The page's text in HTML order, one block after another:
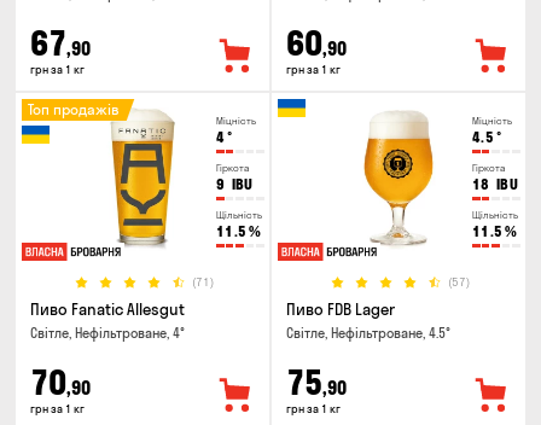
67,90
грн за 1 кг
60,90
грн за 1 кг
Міцність
4°
Гіркота
9 IBU
Щільність
11.5 %
(71)
Топ продажів
Пиво Fanatic Allesgut
Світле, Нефільтроване, 4°
70,90
грн за 1 кг
Міцність
4.5 °
Гіркота
18 IBU
Щільність
11.5 %
(57)
Пиво FDB Lager
Світле, Нефільтроване, 4.5°
75,90
грн за 1 кг